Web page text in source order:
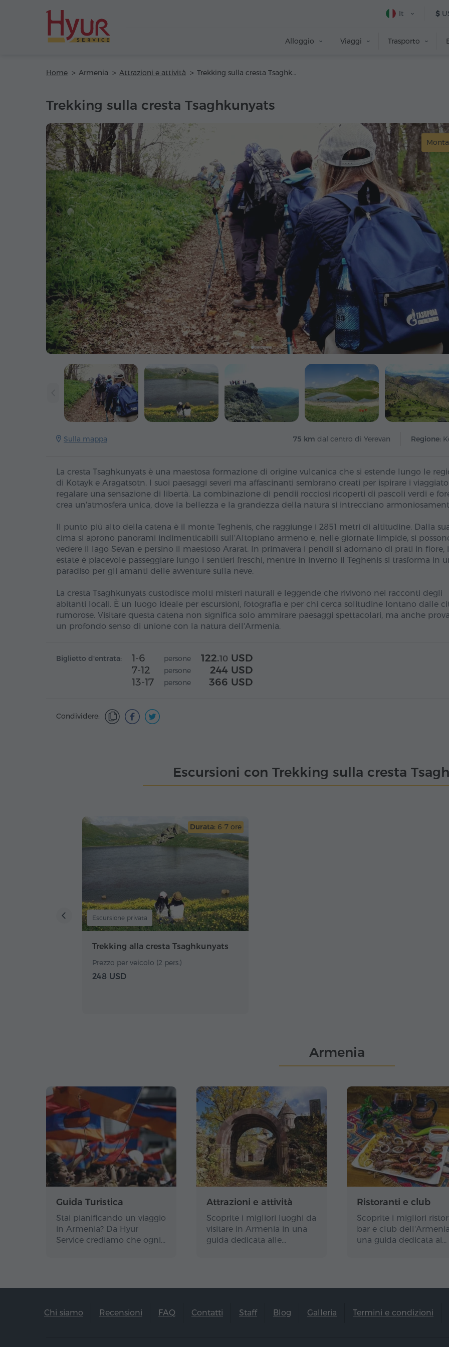
$
It
Alloggio Viaggi Trasporto
Home Armenia Attrazioni e attività Trekking sulla cresta Tsaghkunyats
Trekking sulla cresta Tsaghkunyats
Sulla mappa 75 km dal centro di Yerevan Regione:
La cresta Tsaghkunyats è una maestosa formazione di origine vulcanica che si estende lungo le
di Kotayk e Aragatsotn. I suoi paesaggi severi ma affascinanti sembrano creati per ispirare i
regalare una sensazione di libertà. La combinazione di pendii rocciosi ricoperti di pascoli verdi e
crea un'atmosfera unica, dove la bellezza e la grandezza della natura si intrecciano
Il punto più alto della catena è il monte Teghenis, che raggiunge i 2851 metri di altitudine. Dalla
cima si aprono panorami indimenticabili sull'Altopiano armeno e, nelle giornate limpide, si
vedere il lago Sevan e persino il maestoso Ararat. In primavera i pendii si adornano di prati in fiore,
estate è piacevole passeggiare lungo i sentieri freschi, mentre in inverno il Teghenis si trasforma in
paradiso per gli amanti delle avventure sulla neve.
La cresta Tsaghkunyats custodisce molti misteri naturali e leggende che rivivono nei racconti degli
abitanti locali. È un luogo ideale per escursioni, fotografia e per chi cerca solitudine lontano dalle
rumorose. Visitare questa catena non significa solo ammirare paesaggi spettacolari, ma anche
un profondo senso di unione con la natura dell'Armenia.
Biglietto d'entrata: 1-6 persone 122.10 USD
7-12
persone
244 USD
13-17
persone 366 USD
Condividere:
Escursioni con Trekking sulla cresta
Durata: 6-7 ore
Escursione privata
Trekking alla cresta Tsaghkunyats
Prezzo per veicolo (2 pers.)
248 USD
Armenia
Guida Turistica
Stai pianificando un viaggio
in Armenia? Da Hyur
Service crediamo che ogni…
Attrazioni e attività
Scoprite i migliori luoghi da
visitare in Armenia in una
guida dedicata alle…
Ristoranti e club
Scoprite i migliori
bar e club
una guida dedicata ai…
Chi siamo Recensioni FAQ Contatti Staff Blog Galleria Termini e condizioni